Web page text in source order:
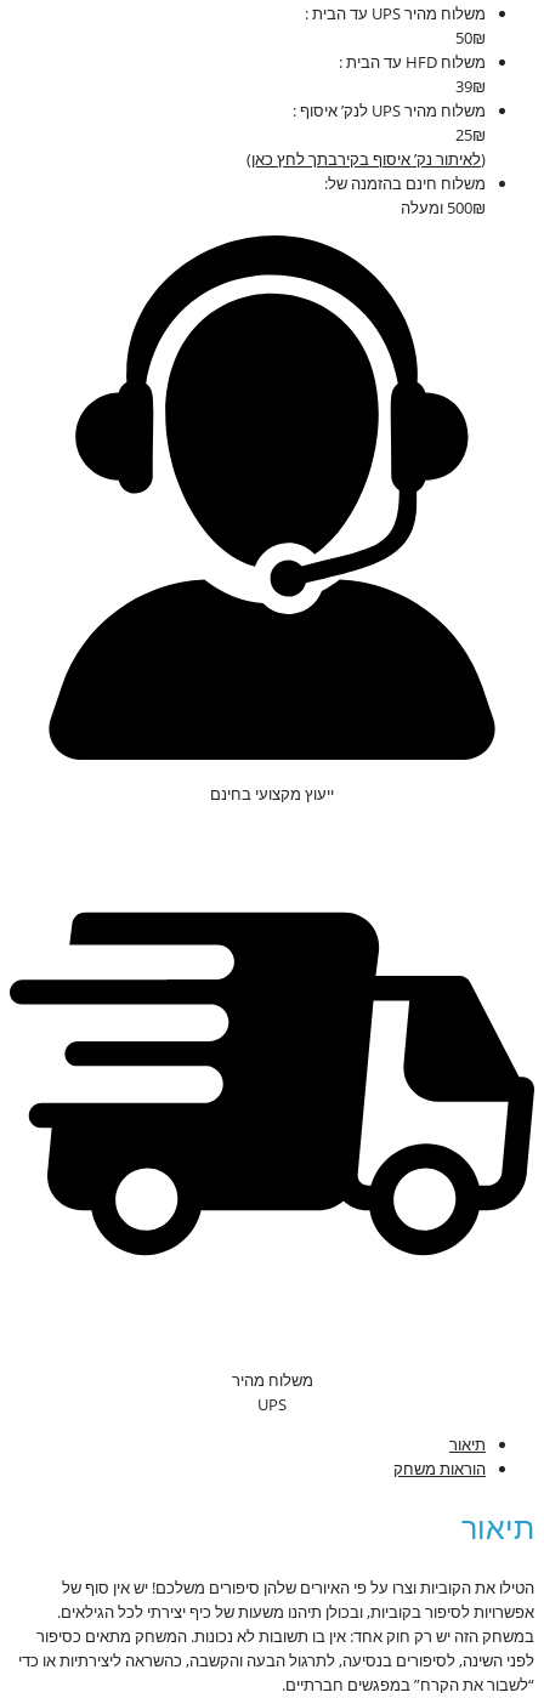
משלוח מהיר UPS עד הבית :
50₪
משלוח HFD עד הבית :
39₪
משלוח מהיר UPS לנק’ איסוף :
25₪
(לאיתור נק’ איסוף בקירבתך לחץ כאן)
משלוח חינם בהזמנה של:
500₪ ומעלה
ייעוץ מקצועי בחינם
משלוח מהיר
UPS
תיאור
הוראות משחק
תיאור
הטילו את הקוביות וצרו על פי האיורים שלהן סיפורים משלכם! יש אין סוף של
אפשרויות לסיפור בקוביות, ובכולן תיהנו משעות של כיף יצירתי לכל הגילאים.
במשחק הזה יש רק חוק אחד: אין בו תשובות לא נכונות. המשחק מתאים כסיפור
לפני השינה, לסיפורים בנסיעה, לתרגול הבעה והקשבה, כהשראה ליצירתיות או כדי
“לשבור את הקרח” במפגשים חברתיים.